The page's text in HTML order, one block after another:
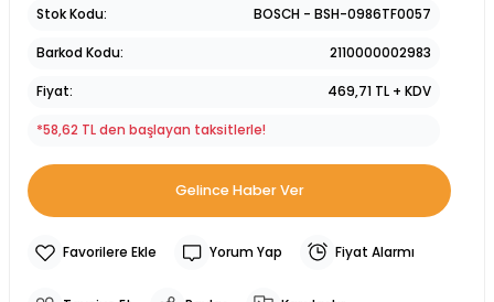
Stok Kodu BOSCH - BSH-0986TF0057
Barkod Kodu 2110000002983
Fiyat 469,71 TL + KDV
*58,62 TL den başlayan taksitlerle!
Gelince Haber Ver
Yorum Yap Fiyat Alarmı